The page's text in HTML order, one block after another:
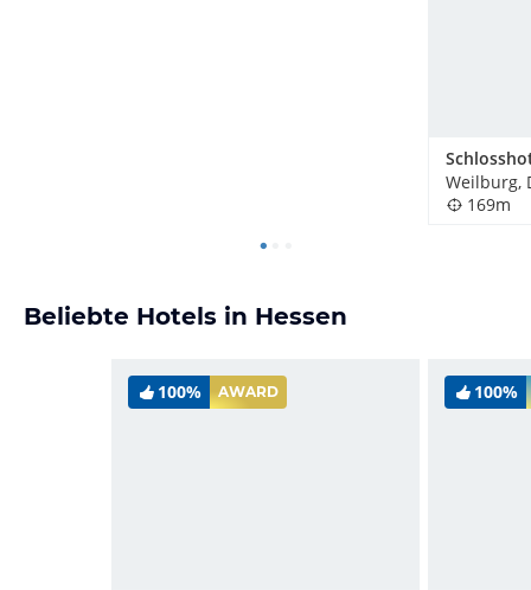
Weilburg,
169m
Beliebte Hotels in Hessen
100% AWARD 100%